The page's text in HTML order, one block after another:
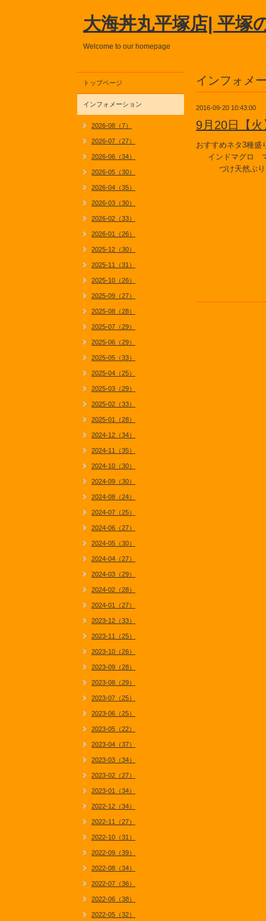
大海丼丸平塚店| 平塚
Welcome to our homepage
インフォメ
2016-09-20 10:43:00
9月20日【
おすすめネタ3種盛
インドマグロ
づけ天然ぶり
トップページ
インフォメーション
2026-08（7）
2026-07（27）
2026-06（34）
2026-05（30）
2026-04（35）
2026-03（30）
2026-02（33）
2026-01（26）
2025-12（30）
2025-11（31）
2025-10（26）
2025-09（27）
2025-08（28）
2025-07（29）
2025-06（29）
2025-05（33）
2025-04（25）
2025-03（29）
2025-02（33）
2025-01（28）
2024-12（34）
2024-11（35）
2024-10（30）
2024-09（30）
2024-08（24）
2024-07（25）
2024-06（27）
2024-05（30）
2024-04（27）
2024-03（29）
2024-02（28）
2024-01（27）
2023-12（33）
2023-11（25）
2023-10（26）
2023-09（28）
2023-08（29）
2023-07（25）
2023-06（25）
2023-05（22）
2023-04（37）
2023-03（34）
2023-02（27）
2023-01（34）
2022-12（34）
2022-11（27）
2022-10（31）
2022-09（39）
2022-08（34）
2022-07（36）
2022-06（38）
2022-05（32）